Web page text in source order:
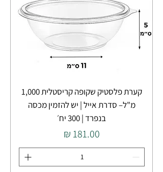
קערת פלסטיק שקופה קריסטלית 1,000
מ"ל– סדרת אייל | יש להזמין מכסה
בנפרד | 300 יח׳
מחיר